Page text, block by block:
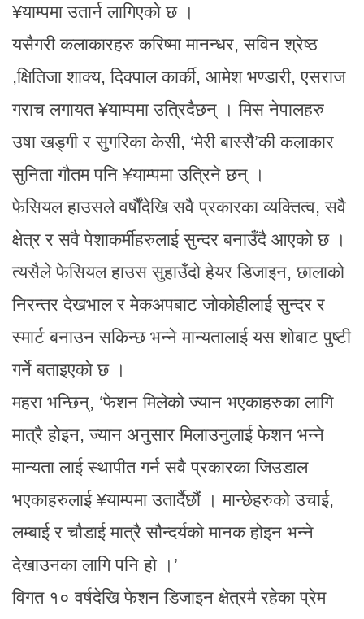
¥याम्पमा उतार्न लागिएको छ ।
यसैगरी कलाकारहरु करिष्मा मानन्धर, सविन श्रेष्ठ
,क्षितिजा शाक्य, दिक्पाल कार्की, आमेश भण्डारी, एसराज
गराच लगायत ¥याम्पमा उत्रिदैछन् । मिस नेपालहरु
उषा खड्गी र सुगरिका केसी, ‘मेरी बास्सै’की कलाकार
सुनिता गौतम पनि ¥याम्पमा उत्रिने छन् ।
फेसियल हाउसले वर्षौंदेखि सवै प्रकारका व्यक्तित्व, सवै
क्षेत्र र सवै पेशाकर्मीहरुलाई सुन्दर बनाउँदै आएको छ ।
त्यसैले फेसियल हाउस सुहाउँदो हेयर डिजाइन, छालाको
निरन्तर देखभाल र मेकअपबाट जोकोहीलाई सुन्दर र
स्मार्ट बनाउन सकिन्छ भन्ने मान्यतालाई यस शोबाट पुष्टी
गर्ने बताइएको छ ।
महरा भन्छिन्, ‘फेशन मिलेको ज्यान भएकाहरुका लागि
मात्रै होइन, ज्यान अनुसार मिलाउनुलाई फेशन भन्ने
मान्यता लाई स्थापीत गर्न सवै प्रकारका जिउडाल
भएकाहरुलाई ¥याम्पमा उतार्दैछौं । मान्छेहरुको उचाई,
लम्बाई र चौडाई मात्रै सौन्दर्यको मानक होइन भन्ने
देखाउनका लागि पनि हो ।’
विगत १० वर्षदेखि फेशन डिजाइन क्षेत्रमै रहेका प्रेम